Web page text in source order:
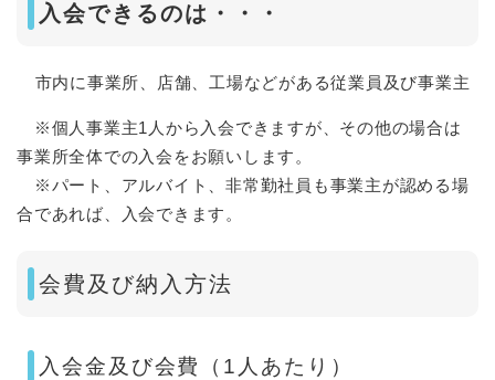
入会できるのは・・・
市内に事業所、店舗、工場などがある従業員及び事業主
※個人事業主1人から入会できますが、その他の場合は
事業所全体での入会をお願いします。
※パート、アルバイト、非常勤社員も事業主が認める場
合であれば、入会できます。
会費及び納入方法
入会金及び会費（1人あたり）